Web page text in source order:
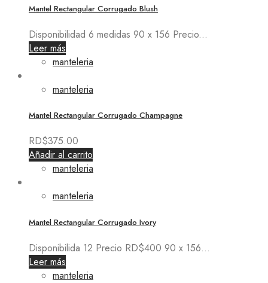
Mantel Rectangular Corrugado Blush
Disponibilidad 6 medidas 90 x 156 Precio...
Leer más
manteleria
manteleria
Mantel Rectangular Corrugado Champagne
RD$375.00
Añadir al carrito
manteleria
manteleria
Mantel Rectangular Corrugado Ivory
Disponibilida 12 Precio RD$400 90 x 156...
Leer más
manteleria